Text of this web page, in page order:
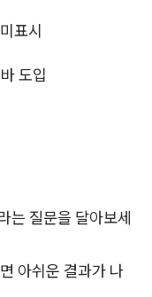
표시
도입
는 질문을 달아보세
아쉬운 결과가 나